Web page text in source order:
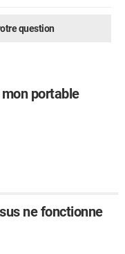
question
portable
ne fonctionne